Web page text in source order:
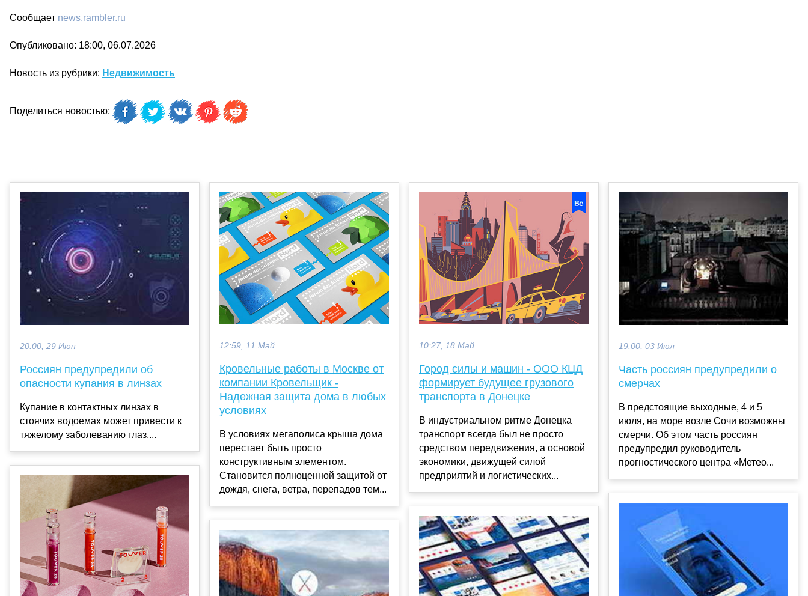
Сообщает news.rambler.ru
Опубликовано: 18:00, 06.07.2026
Новость из рубрики: Недвижимость
Поделиться новостью:
20:00, 29 Июн
Россиян предупредили об
опасности купания в линзах
Купание в контактных линзах в
стоячих водоемах может привести к
тяжелому заболеванию глаз....
12:59, 11 Май
Кровельные работы в Москве от
компании Кровельщик -
Надежная защита дома в любых
условиях
В условиях мегаполиса крыша дома
перестает быть просто
конструктивным элементом.
Становится полноценной защитой от
дождя, снега, ветра, перепадов тем...
10:27, 18 Май
Город силы и машин - ООО КЦД
формирует будущее грузового
транспорта в Донецке
В индустриальном ритме Донецка
транспорт всегда был не просто
средством передвижения, а основой
экономики, движущей силой
предприятий и логистических...
19:00, 03 Июл
Часть россиян предупредили о
смерчах
В предстоящие выходные, 4 и 5
июля, на море возле Сочи возможны
смерчи. Об этом часть россиян
предупредил руководитель
прогностического центра «Метео...